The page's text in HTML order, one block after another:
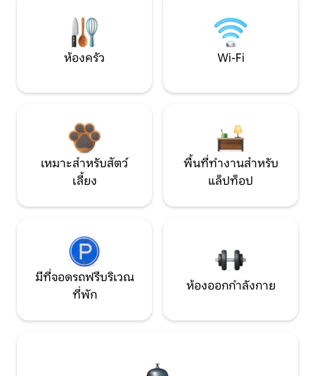
ห้องครัว Wi-Fi
เหมาะสำหรับสัตว์
เลี้ยง
พื้นที่ทำงานสำหรับ
แล็ปท็อป
มีที่จอดรถฟรีบริเวณ
ที่พัก
ห้องออกกำลังกาย